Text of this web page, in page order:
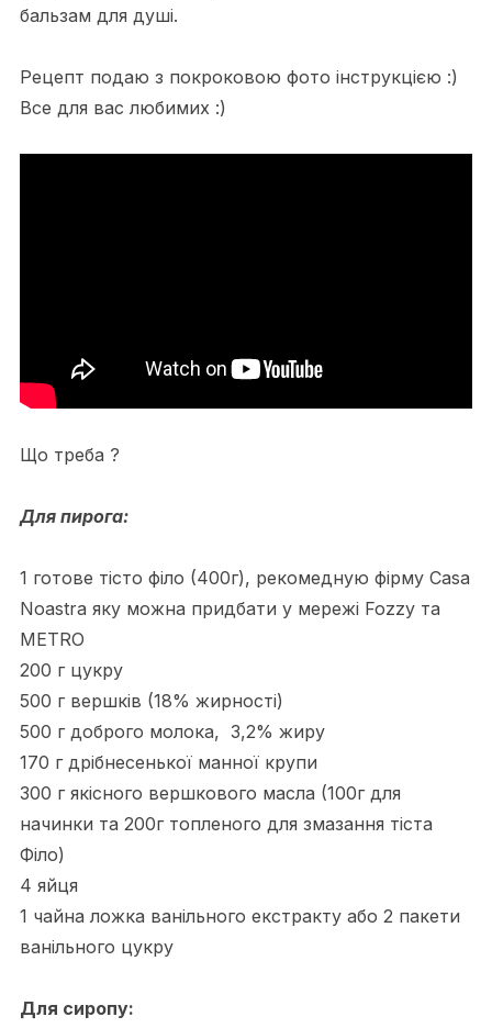
бальзам для душі.
Рецепт подаю з покроковою фото інструкцією :)
Все для вас любимих :)
Що треба ?
Для пирога:
1 готове тісто філо (400г), рекомедную фірму Casa
Noastra яку можна придбати у мережі Fozzy та
METRO
200 г цукру
500 г вершків (18% жирності)
500 г доброго молока, 3,2% жиру
170 г дрібнесенької манної крупи
300 г якісного вершкового масла (100г для
начинки та 200г топленого для змазання тіста
Філо)
4 яйця
1 чайна ложка ванільного екстракту або 2 пакети
ванільного цукру
Для сиропу: